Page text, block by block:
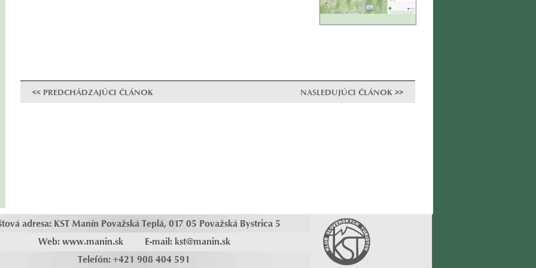
<< PREDCHÁDZAJÚCI ČLÁNOK NASLEDUJÚCI ČLÁNOK >>
adresa: KST Manín Považská Teplá, 017 05 Považská Bystrica 5
Web: www.manin.sk E-mail: kst@manin.sk
Telefón: +421 908 404 591